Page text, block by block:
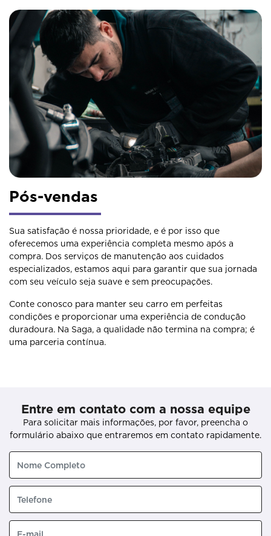
Pós-vendas
Sua satisfação é nossa prioridade, e é por isso que
oferecemos uma experiência completa mesmo após a
compra. Dos serviços de manutenção aos cuidados
especializados, estamos aqui para garantir que sua jornada
com seu veículo seja suave e sem preocupações.
Conte conosco para manter seu carro em perfeitas
condições e proporcionar uma experiência de condução
duradoura. Na Saga, a qualidade não termina na compra; é
uma parceria contínua.
Entre em contato com a nossa equipe
Para solicitar mais informações, por favor, preencha o
formulário abaixo que entraremos em contato rapidamente.